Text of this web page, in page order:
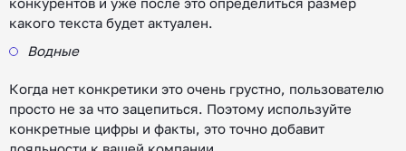
какого текста будет актуален.
Водные
Когда нет конкретики это очень грустно, пользователю
просто не за что зацепиться. Поэтому используйте
конкретные цифры и факты, это точно добавит